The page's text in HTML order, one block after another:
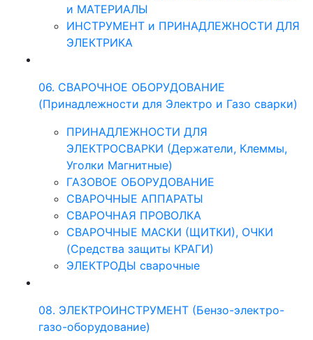
и МАТЕРИАЛЫ
ИНСТРУМЕНТ и ПРИНАДЛЕЖНОСТИ ДЛЯ
ЭЛЕКТРИКА
06. СВАРОЧНОЕ ОБОРУДОВАНИЕ
(Принадлежности для Электро и Газо сварки)
ПРИНАДЛЕЖНОСТИ ДЛЯ
ЭЛЕКТРОСВАРКИ (Держатели, Клеммы,
Уголки Магнитные)
ГАЗОВОЕ ОБОРУДОВАНИЕ
СВАРОЧНЫЕ АППАРАТЫ
СВАРОЧНАЯ ПРОВОЛКА
СВАРОЧНЫЕ МАСКИ (ЩИТКИ), ОЧКИ
(Средства защиты КРАГИ)
ЭЛЕКТРОДЫ сварочные
08. ЭЛЕКТРОИНСТРУМЕНТ (Бензо-электро-
газо-оборудование)